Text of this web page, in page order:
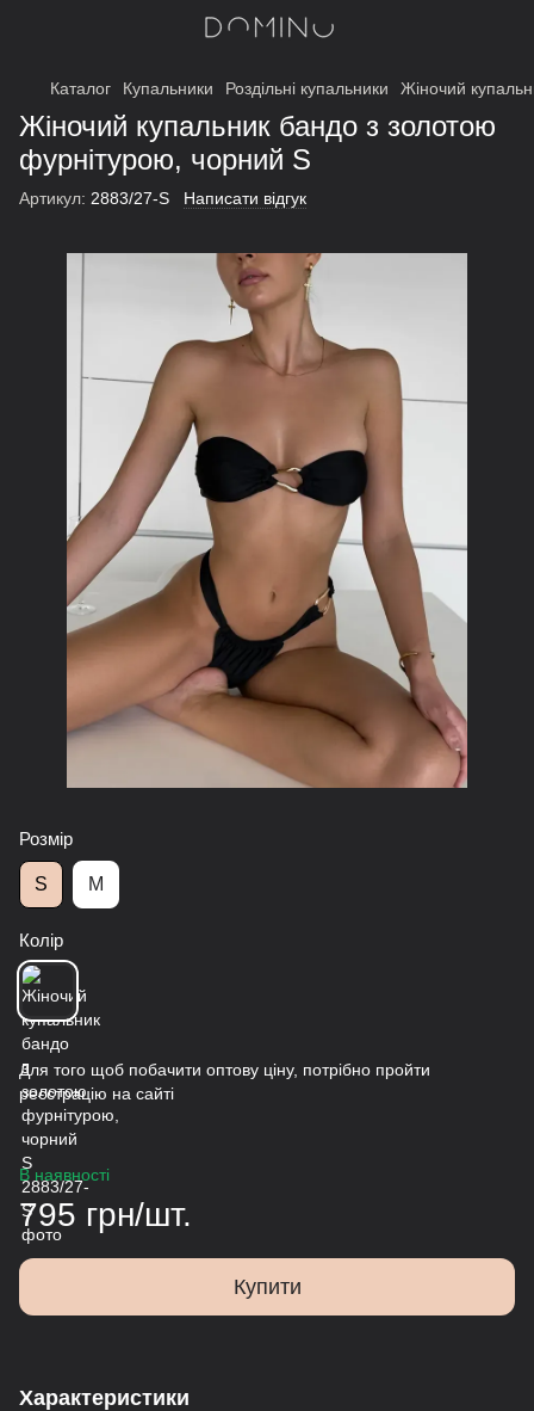
Каталог Купальники Роздільні купальники Жіночий
Жіночий купальник бандо з золотою
фурнітурою, чорний S
Артикул: 2883/27-S Написати відгук
Розмір
S M
Колір
Для того щоб побачити оптову ціну, потрібно пройти
реєстрацію на сайті
В наявності
795 грн/шт.
Купити
Характеристики